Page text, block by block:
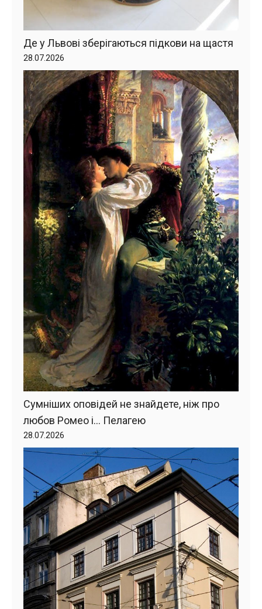
Де у Львові зберігаються підкови на щастя
28.07.2026
Сумніших оповідей не знайдете, ніж про
любов Ромео і… Пелагею
28.07.2026